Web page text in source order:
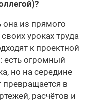
она из прямого
уроках труда
к проектной
есть огромный
но на середине
превращается в
расчётов и